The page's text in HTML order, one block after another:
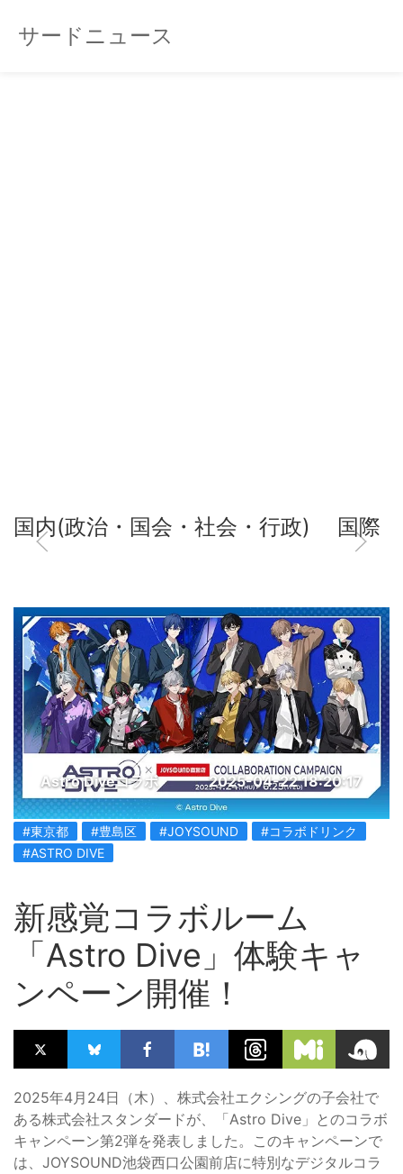
サードニュース
国内(政治・国会・社会・行政) 国際
Astro Diveコラボ 2025-04-22 18:20:17
#東京都 #豊島区 #JOYSOUND
#コラボドリンク
#ASTRO DIVE
新感覚コラボルーム
「Astro Dive」体験キャ
ンペーン開催！
2025年4月24日（木）、株式会社エクシングの子会社で
ある株式会社スタンダードが、「Astro Dive」とのコラボ
キャンペーン第2弾を発表しました。このキャンペーンで
は、JOYSOUND池袋西口公園前店に特別なデジタルコラ